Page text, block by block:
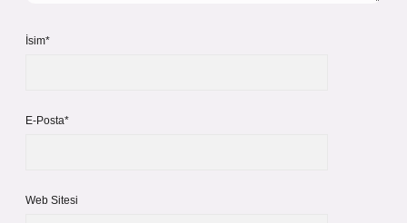
İsim*
E-Posta*
Web Sitesi